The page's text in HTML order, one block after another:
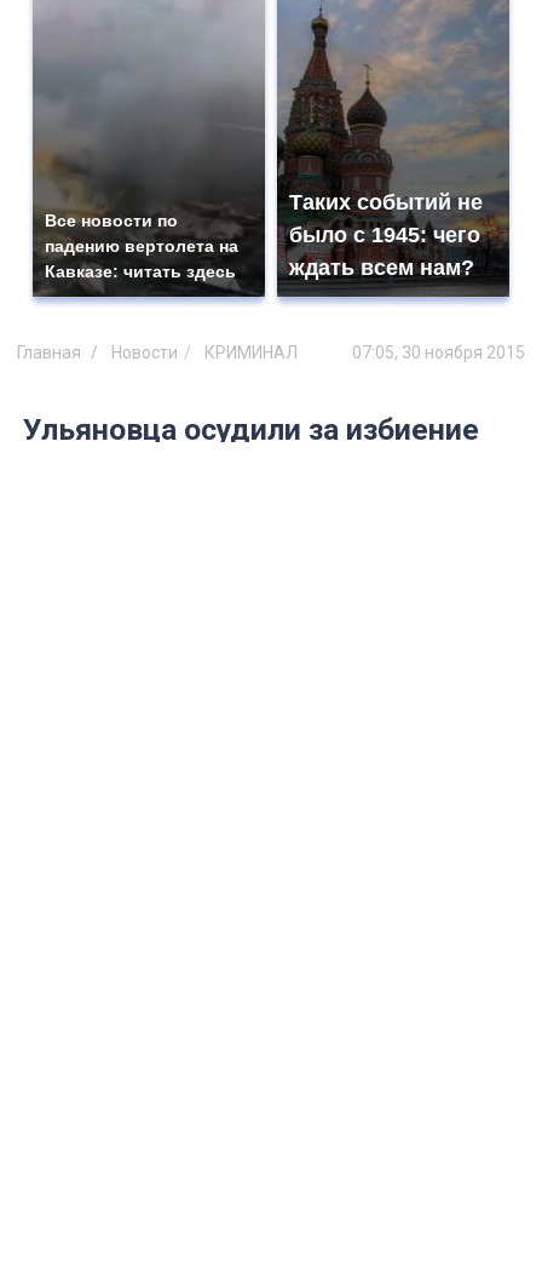
Все новости по
падению вертолета на
Кавказе: читать здесь
Таких событий не
было с 1945: чего
ждать всем нам?
Главная Новости КРИМИНАЛ 07:05, 30 ноября 2015
Ульяновца осудили за избиение